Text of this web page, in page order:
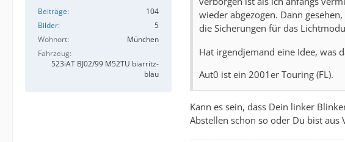
Beiträge
104
Bilder
5
Wohnort
München
Fahrzeug
523iAT BJ02/99 M52TU biarritz-
blau
wieder abgezogen. Dann
die Sicherungen für das
Hat irgendjemand eine Idee, was
Aut0 ist ein 2001er Touring (FL).
Kann es sein, dass Dein linker
Abstellen schon so oder Du bist aus